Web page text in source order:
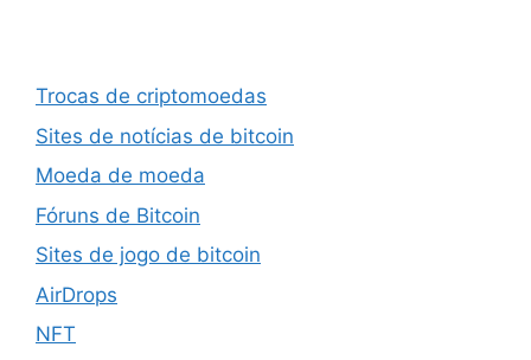
Trocas de criptomoedas
Sites de notícias de bitcoin
Moeda de moeda
Fóruns de Bitcoin
Sites de jogo de bitcoin
AirDrops
NFT